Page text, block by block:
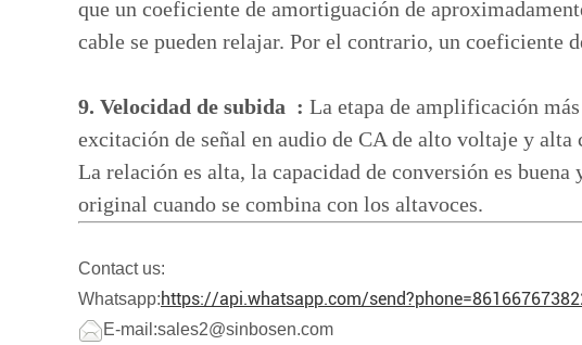
que un coeficiente de amortiguación de
cable se pueden relajar. Por el contrario, un coeficiente
9. Velocidad de subida : La etapa de amplificación
excitación de señal en audio de CA de alto voltaje y
La relación es alta, la capacidad de conversión es
original cuando se combina con los altavoces.
Contact us:
Whatsapp:https://api.whatsapp.com/
E-mail:sales2@sinbosen.com